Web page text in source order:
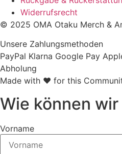
Widerrufsrecht
© 2025 OMA Otaku Merch &
Unsere Zahlungsmethoden
PayPal Klarna Google Pay
Abholung
Made with ❤ for this
Wie können
Vorname